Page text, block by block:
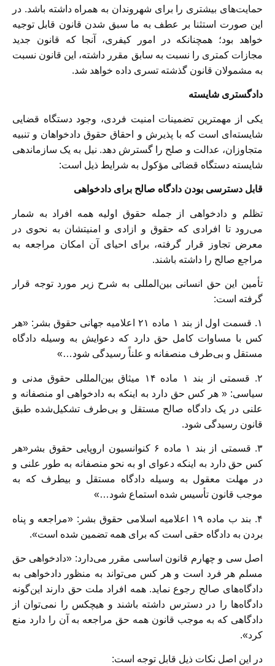
حمایت‌های بیشتری را برای شهروندان به همراه داشته باشد. در
این صورت استثنا بر عطف به ما سبق شدن قانون قابل توجیه
خواهد بود؛ همچنانکه در امور کیفری، آنجا که قانون جدید
مجازات کمتری را نسبت به سابق مقرر داشته، این قانون نسبت
به مشمولان قانون گذشته تسری داده خواهد شد.
دادگستری شایسته
یکی از مهمترین تضمینات امنیت فردی، وجود دستگاه قضایی
شایسته‌ای است که با پذیرش و احقاق حقوق دادخواهان و تنبیه
متجاوزان، عدالت و صلح را گسترش دهد. نیل به یک سازماندهی
شایسته دستگاه قضائی مؤکول به شرایط ذیل است:
قابل دسترسی بودن دادگاه صالح برای دادخواهی
تظلم و دادخواهی از جمله حقوق اولیه همه افراد به شمار
می‌رود تا افرادی که حقوق و ازادی و امنیتشان به نحوی در
معرض تجاوز قرار گرفته، برای احیای آن امکان مراجعه به
مراجع صالح را داشته باشند.
تأمین این حق انسانی بین‌المللی به شرح زیر مورد توجه قرار
گرفته است:
۱. قسمت اول از بند ۱ ماده ۲۱ اعلامیه جهانی حقوق بشر: «هر
کس با مساوات کامل حق دارد که دعوایش به وسیله دادگاه
مستقل و بی‌طرف منصفانه و علناً رسیدگی شود…»
۲. قسمتی از بند ۱ ماده ۱۴ میثاق بین‌المللی حقوق مدنی و
سیاسی: « هر کس حق دارد به اینکه به دادخواهی او منصفانه و
علنی در یک دادگاه صالح مستقل و بی‌طرف تشکیل‌شده طبق
قانون رسیدگی شود.
۳. قسمتی از بند ۱ ماده ۶ کنوانسیون اروپایی حقوق بشر«هر
کس حق دارد به اینکه دعوای او به نحو منصفانه به طور علنی و
در مهلت معقول به وسیله دادگاه مستقل و بیطرف که به
موجب قانون تأسیس شده استماع شود…»
۴. بند ب ماده ۱۹ اعلامیه اسلامی حقوق بشر: «مراجعه و پناه
بردن به دادگاه حقی است که برای همه تضمین شده است».
اصل سی و چهارم قانون اساسی مقرر می‌دارد: «دادخواهی حق
مسلم هر فرد است و هر کس می‌تواند به منظور دادخواهی به
دادگاه‌های صالح رجوع نماید. همه افراد ملت حق دارند این‌گونه
دادگاه‌ها را در دسترس داشته باشند و هیچکس را نمی‌توان از
دادگاهی که به موجب قانون همه حق مراجعه به آن را دارد منع
کرد».
در این اصل نکات ذیل قابل توجه است: